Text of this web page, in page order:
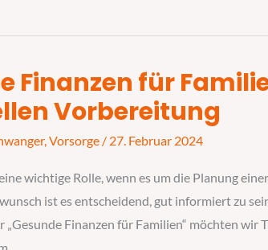
Finanzen für
Vorbereitung
,Vorsorge / 27. Februar 2024
wichtige Rolle, wenn es um die Planung
ist es entscheidend, gut informiert zu
„Gesunde Finanzen für Familien“ möchten wir